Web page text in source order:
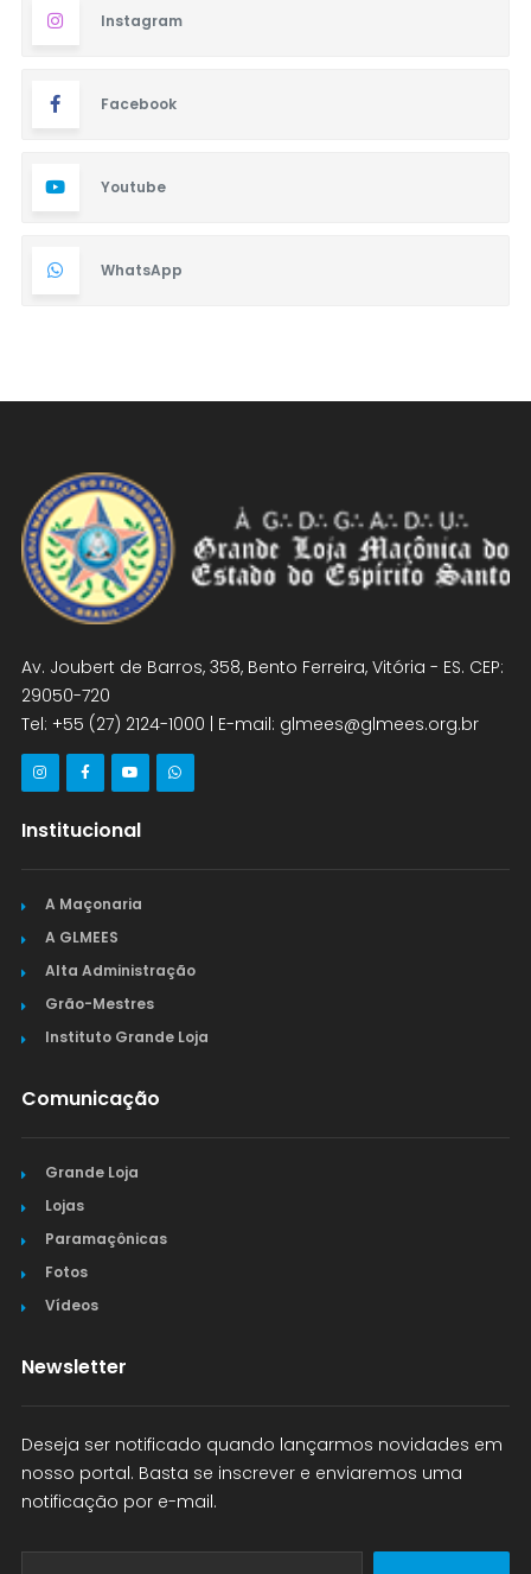
Instagram
Facebook
Youtube
WhatsApp
Av. Joubert de Barros, 358, Bento Ferreira, Vitória - ES. CEP:
29050-720
Tel: +55 (27) 2124-1000 | E-mail: glmees@glmees.org.br
Institucional
A Maçonaria
A GLMEES
Alta Administração
Grão-Mestres
Instituto Grande Loja
Comunicação
Grande Loja
Lojas
Paramaçônicas
Fotos
Vídeos
Newsletter
Deseja ser notificado quando lançarmos novidades em
nosso portal. Basta se inscrever e enviaremos uma
notificação por e-mail.